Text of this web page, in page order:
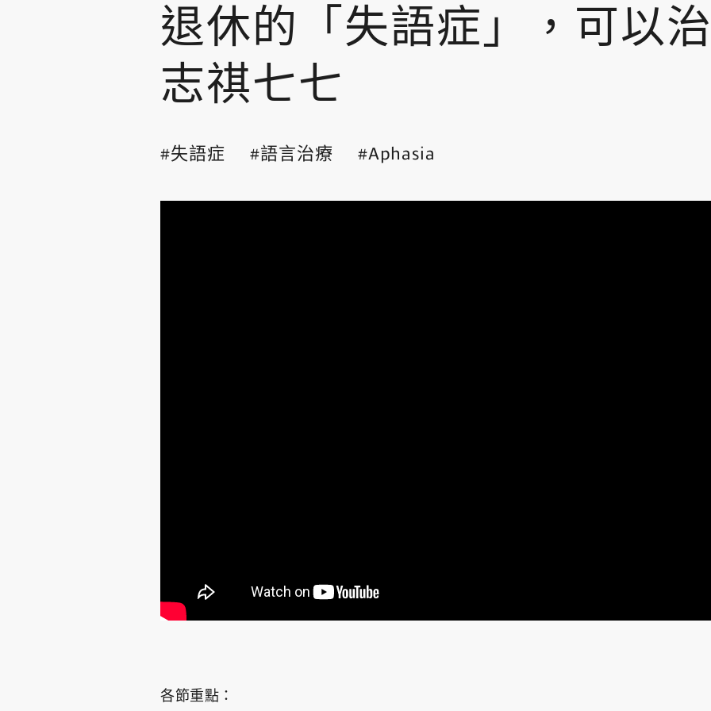
退休的「失語症」，可以
志祺七七
失語症 語言治療 Aphasia
各節重點：